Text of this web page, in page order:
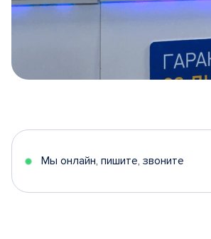
5
Мы онлайн, пишите, звоните